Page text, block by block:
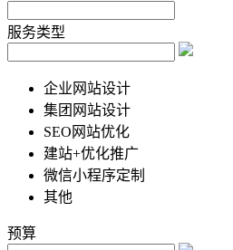
服务类型
企业网站设计
集团网站设计
SEO网站优化
建站+优化推广
微信小程序定制
其他
预算